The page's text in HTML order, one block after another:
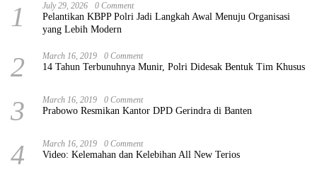
1 July 29, 2026 0 Comment
Pelantikan KBPP Polri Jadi Langkah Awal Menuju Organisasi
yang Lebih Modern
2 March 16, 2019 0 Comment
14 Tahun Terbunuhnya Munir, Polri Didesak Bentuk Tim Khusus
3 March 16, 2019 0 Comment
Prabowo Resmikan Kantor DPD Gerindra di Banten
4 March 16, 2019 0 Comment
Video: Kelemahan dan Kelebihan All New Terios